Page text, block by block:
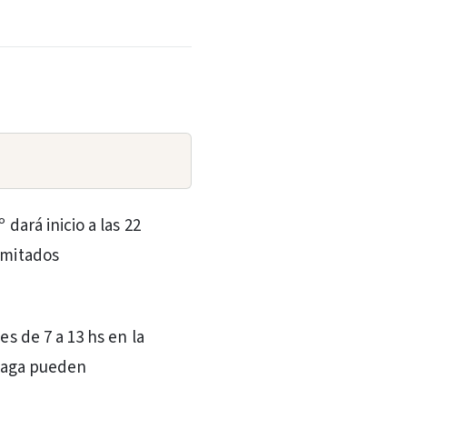
dará inicio a las 22
de 7 a 13 hs en la
pueden